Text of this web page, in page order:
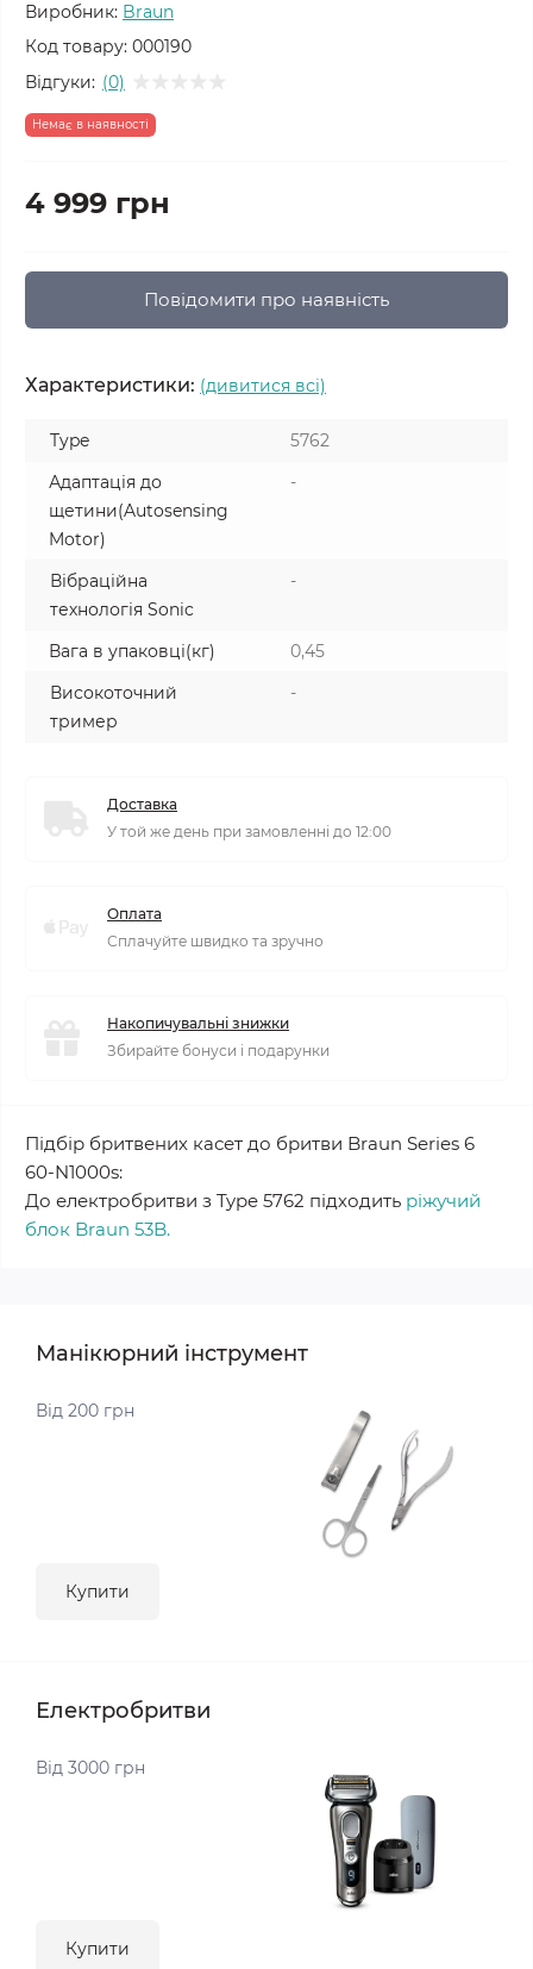
Виробник: Braun
Код товару: 000190
Відгуки: (0)
Немає в наявності
4 999 грн
Повідомити про наявність
Характеристики: (дивитися всі)
Type
5762
Адаптація до
щетини(Autosensing
Motor)
-
Вібраційна
технологія Sonic
-
Вага в упаковці(кг)
0,45
Високоточний
тример
-
Доставка
У той же день при замовленні до 12:00
Оплата
Сплачуйте швидко та зручно
Накопичувальні знижки
Збирайте бонуси і подарунки
Підбір бритвених касет до бритви Braun Series 6
60-N1000s:
До електробритви з Type 5762 підходить ріжучий
блок Braun 53B.
Манікюрний інструмент
Від 200 грн
Купити
Електробритви
Від 3000 грн
Купити